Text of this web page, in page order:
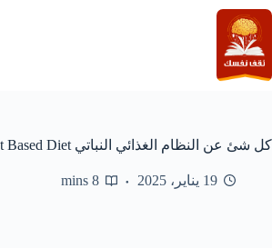
التجاوز
إلى
المحتوى
كل شئ عن النظام الغذائي النباتي Plant Based Diet
19 يناير، 2025 8 mins